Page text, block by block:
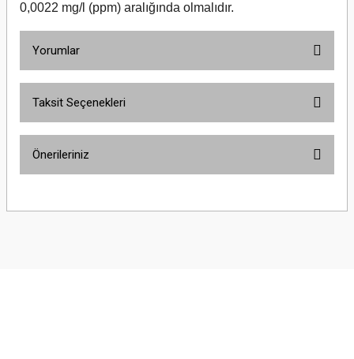
0,0022 mg/l (ppm) aralığında olmalıdır.
Yorumlar
Taksit Seçenekleri
Önerileriniz
yetersiz gördüğünüz noktaları öneri formunu kullanarak tarafımıza